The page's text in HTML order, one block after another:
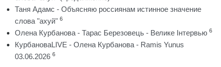
Таня Адамс - Объясняю россиянам истинное значение
слова "ахуй" 6
Олена Курбанова - Тарас Березовець - Велике Інтервью 6
КурбановаLIVE - Олена Курбанова - Ramis Yunus
03.06.2026 6